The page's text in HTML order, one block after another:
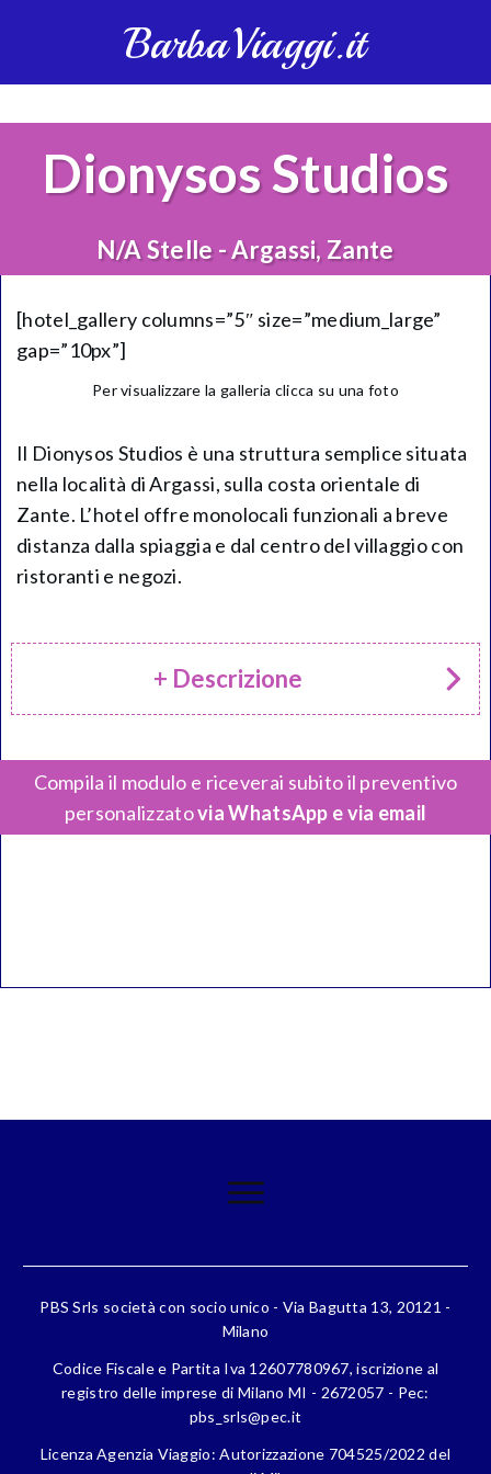
BarbaViaggi.it
Dionysos Studios
N/A Stelle - Argassi, Zante
[hotel_gallery columns=”5″ size=”medium_large”
gap=”10px”]
Per visualizzare la galleria clicca su una foto
Il Dionysos Studios è una struttura semplice situata
nella località di Argassi, sulla costa orientale di
Zante. L’hotel offre monolocali funzionali a breve
distanza dalla spiaggia e dal centro del villaggio con
ristoranti e negozi.
+ Descrizione
Compila il modulo e riceverai subito il preventivo
personalizzatovia WhatsApp e via email
PBS Srls società con socio unico - Via Bagutta 13, 20121 -
Milano
Codice Fiscale e Partita Iva 12607780967, iscrizione al
registro delle imprese di Milano MI - 2672057 - Pec:
pbs_srls@pec.it
Licenza Agenzia Viaggio: Autorizzazione 704525/2022 del